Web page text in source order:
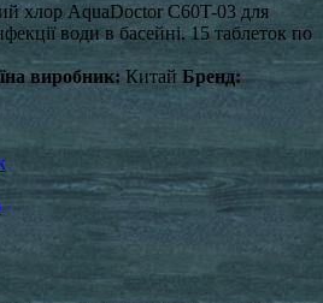
хлор AquaDoctor C60T-03 для
води в басейні. 15 таблеток по
виробник: Китай Бренд: